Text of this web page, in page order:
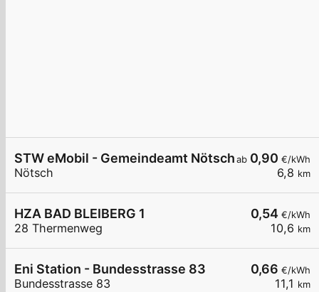
ab 0,90 €/kWh
6,8 km
STW eMobil - Gemeindeamt Nötsch
Nötsch
0,54 €/kWh
10,6 km
HZA BAD BLEIBERG 1
28 Thermenweg
0,66 €/kWh
11,1 km
Eni Station - Bundesstrasse 83
Bundesstrasse 83